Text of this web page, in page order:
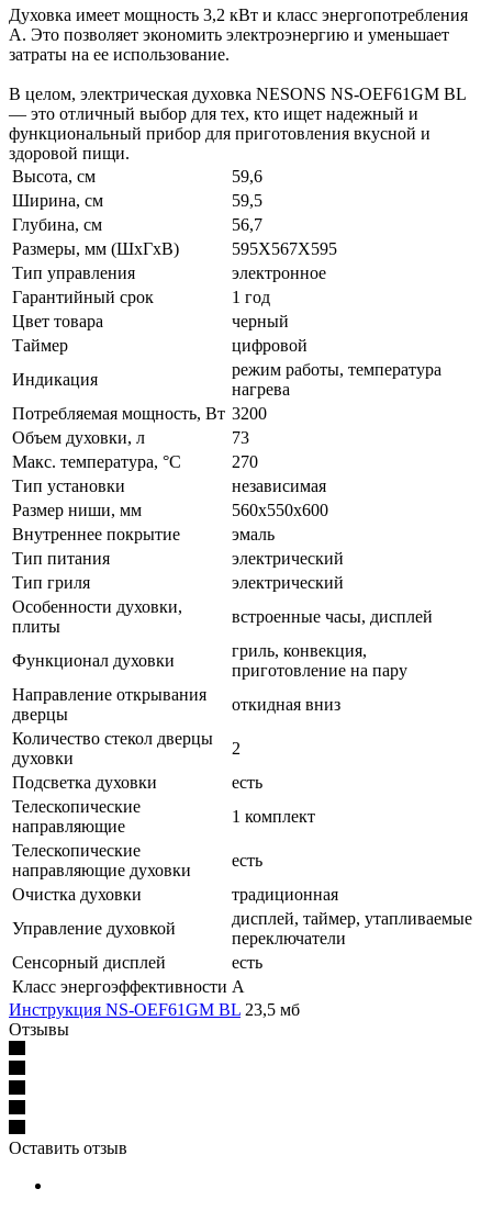
Духовка имеет мощность 3,2 кВт и класс энергопотребления
А. Это позволяет экономить электроэнергию и уменьшает
затраты на ее использование.
В целом, электрическая духовка NESONS NS-OEF61GM BL
— это отличный выбор для тех, кто ищет надежный и
функциональный прибор для приготовления вкусной и
здоровой пищи.
Высота, см
59,6
Ширина, см
59,5
Глубина, см
56,7
Размеры, мм (ШхГхВ)
595Х567Х595
Тип управления
электронное
Гарантийный срок
1 год
Цвет товара
черный
Таймер
цифровой
Индикация
режим работы, температура
нагрева
Потребляемая мощность, Вт 3200
Объем духовки, л
73
Макс. температура, °С
270
Тип установки
независимая
Размер ниши, мм
560х550х600
Внутреннее покрытие
эмаль
Тип питания
электрический
Тип гриля
электрический
Особенности духовки,
плиты
встроенные часы, дисплей
Функционал духовки
гриль, конвекция,
приготовление на пару
Направление открывания
дверцы
откидная вниз
Количество стекол дверцы
духовки
2
Подсветка духовки
есть
Телескопические
направляющие
1 комплект
Телескопические
направляющие духовки
есть
Очистка духовки
традиционная
Управление духовкой
дисплей, таймер, утапливаемые
переключатели
Сенсорный дисплей
есть
Класс энергоэффективности А
Инструкция NS-OEF61GM BL 23,5 мб
Отзывы
Оставить отзыв